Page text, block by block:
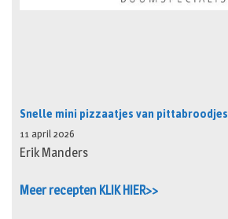
Snelle mini pizzaatjes van pittabroodjes
11 april 2026
Erik Manders
Meer recepten KLIK HIER>>